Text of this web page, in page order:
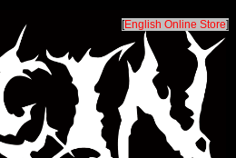
[English Online Store]